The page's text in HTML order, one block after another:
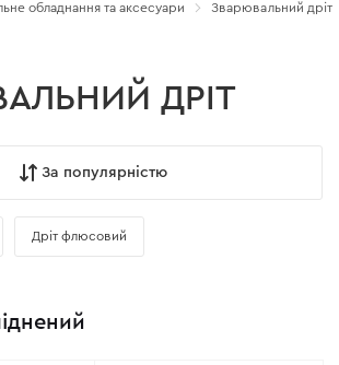
обладнання та аксесуари Зварювальний дріт
ДРІТ
За популярністю
Дріт флюсовий